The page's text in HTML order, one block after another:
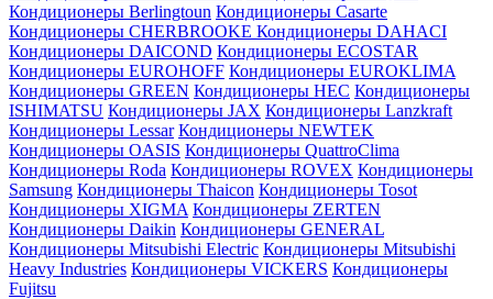
Кондиционеры Berlingtoun Кондиционеры Casarte
Кондиционеры CHERBROOKE Кондиционеры DAHACI
Кондиционеры DAICOND Кондиционеры ECOSTAR
Кондиционеры EUROHOFF Кондиционеры EUROKLIMA
Кондиционеры GREEN Кондиционеры HEC Кондиционеры
ISHIMATSU Кондиционеры JAX Кондиционеры Lanzkraft
Кондиционеры Lessar Кондиционеры NEWTEK
Кондиционеры OASIS Кондиционеры QuattroClima
Кондиционеры Roda Кондиционеры ROVEX Кондиционеры
Samsung Кондиционеры Thaicon Кондиционеры Tosot
Кондиционеры XIGMA Кондиционеры ZERTEN
Кондиционеры Daikin Кондиционеры GENERAL
Кондиционеры Mitsubishi Electric Кондиционеры Mitsubishi
Heavy Industries Кондиционеры VICKERS Кондиционеры
Fujitsu